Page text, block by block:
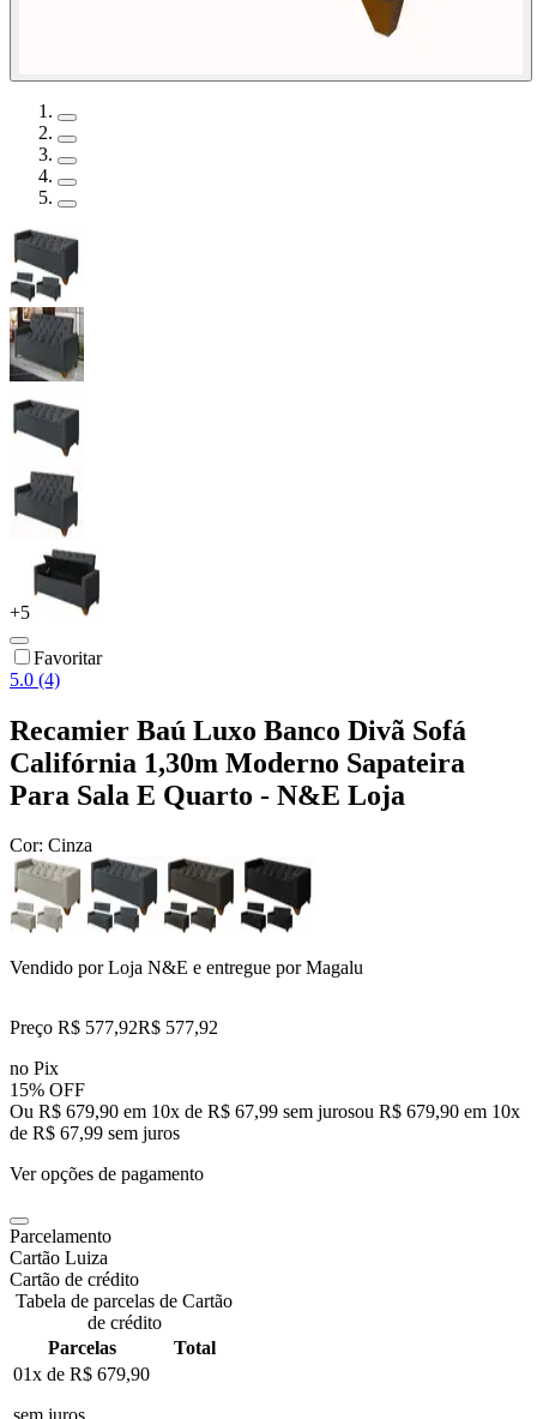
+5
Favoritar
5.0 (4)
Recamier Baú Luxo Banco Divã Sofá
Califórnia 1,30m Moderno Sapateira
Para Sala E Quarto - N&E Loja
Cor: Cinza
Vendido porLoja N&E e entregue por Magalu
Preço R$ 577,92R$ 577,92
no Pix
15% OFF
Ou R$ 679,90 em 10x de R$ 67,99 sem jurosou R$ 679,90 em 10x
de R$ 67,99 sem juros
Ver opções de pagamento
Parcelamento
Cartão Luiza
Cartão de crédito
Tabela de parcelas de Cartão
de crédito
Parcelas
Total
01x de R$ 679,90